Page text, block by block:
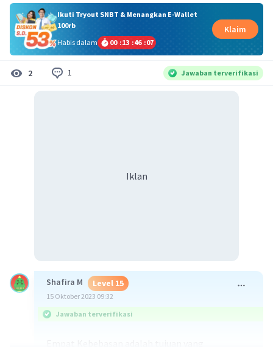
Ikuti Tryout SNBT & Menangkan E-Wallet
100rb
Habis dalam
00 :13 :46 :06
Klaim
2 1 Jawaban terverifikasi
Iklan
Shafira M Level 15
15 Oktober 2023 09:32
Jawaban terverifikasi